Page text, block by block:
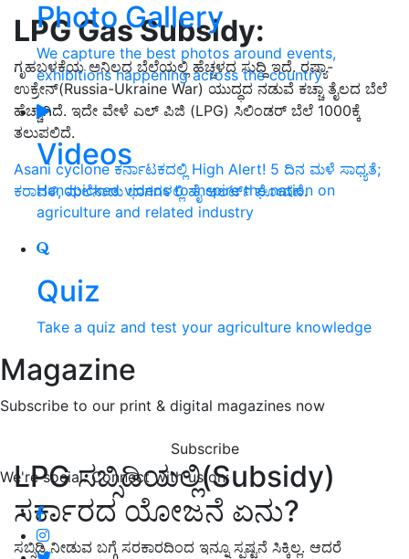
Photo Gallery
We capture the best photos around events,
exhibitions happening across the country
Videos
Handpicked videos to inspire the nation on
agriculture and related industry
Quiz
Take a quiz and test your agriculture knowledge
Magazine
Subscribe to our print & digital magazines now
Subscribe
We're social. Connect with us on:
LPG Gas Subsidy:
ಗೃಹಬಳಕೆಯ ಅನಿಲದ ಬೆಲೆಯಲ್ಲಿ ಹೆಚ್ಚಳದ ಸುದ್ದಿ ಇದೆ. ರಷ್ಯಾ-
ಉಕ್ರೇನ್(Russia-Ukraine War) ಯುದ್ಧದ ನಡುವೆ ಕಚ್ಚಾ ತೈಲದ ಬೆಲೆ
ಹೆಚ್ಚಾಗಿದೆ. ಇದೇ ವೇಳೆ ಎಲ್ ಪಿಜಿ (LPG) ಸಿಲಿಂಡರ್ ಬೆಲೆ 1000ಕ್ಕೆ
ತಲುಪಲಿದೆ.
Asani cyclone ಕರ್ನಾಟಕದಲ್ಲಿ High Alert! 5 ದಿನ ಮಳೆ ಸಾಧ್ಯತೆ;
ಕರಾವಳಿ, ಮಲೆನಾಡು ಭಾಗಗಳಲ್ಲಿ ಹೈ ಅಲರ್ಟ್ ಘೋಷಣೆ.
LPG ಸಬ್ಸಿಡಿಯಲ್ಲಿ(Subsidy)
ಸರ್ಕಾರದ ಯೋಜನೆ ಏನು?
ಸಬ್ಸಿಡಿ ನೀಡುವ ಬಗ್ಗೆ ಸರಕಾರದಿಂದ ಇನ್ನೂ ಸ್ಪಷ್ಟನೆ ಸಿಕ್ಕಿಲ್ಲ. ಆದರೆ